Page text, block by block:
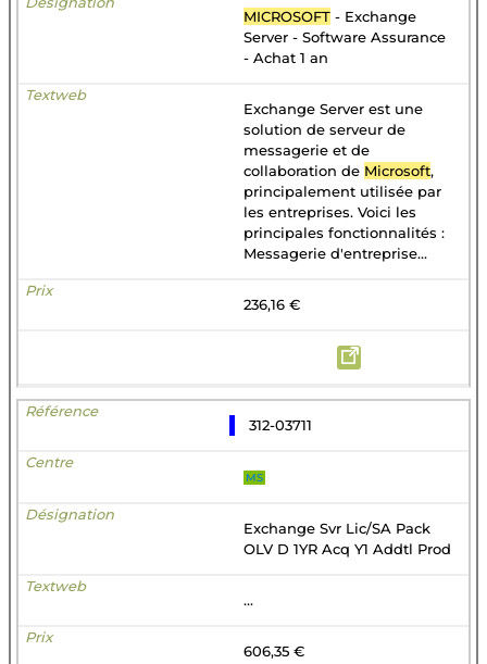
MICROSOFT - Exchange
Server - Software Assurance
- Achat 1 an
Exchange Server est une
solution de serveur de
messagerie et de
collaboration de Microsoft,
principalement utilisée par
les entreprises. Voici les
principales fonctionnalités :
Messagerie d'entreprise...
236,16 €
312-03711
MS
Exchange Svr Lic/SA Pack
OLV D 1YR Acq Y1 Addtl Prod
...
606,35 €